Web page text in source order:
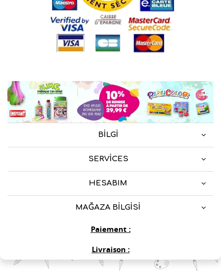
Paiement :
Livraison :
BILGI
SERVICES
HESABIM
MAĞAZA BILGISI